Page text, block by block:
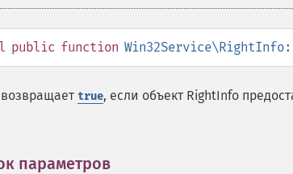
public function
true, если объект RightInfo
параметров